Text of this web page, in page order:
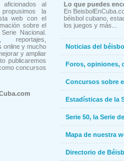
al
la
web con el
sobre el
Nacional.
reportajes,
online y mucho
y ampliar
publicaremos
concursos
Lo que puedes
En
béisbol cubano,
los juegos y más...
Noticias del
Foros, opiniones,
Concursos sobre
Estadísticas de la
Serie 50, la Serie
Mapa de nuestra
Directorio de